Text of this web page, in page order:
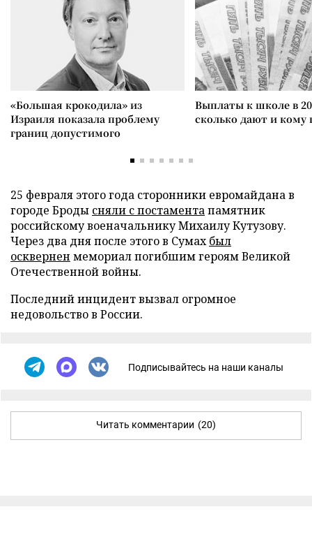
«Большая крокодила» из
Израиля показала проблему
границ допустимого
Выплаты к школе в
сколько дают и
25 февраля этого года сторонники евромайдана в
городе Броды сняли с постаментапамятник
российскому военачальнику Михаилу Кутузову.
Через два дня после этого в Сумахбыл
осквернен мемориал погибшим героям Великой
Отечественной войны.
Последний инцидент вызвал огромное
недовольство в России.
Подписывайтесь на наши каналы
Читать комментарии (20)